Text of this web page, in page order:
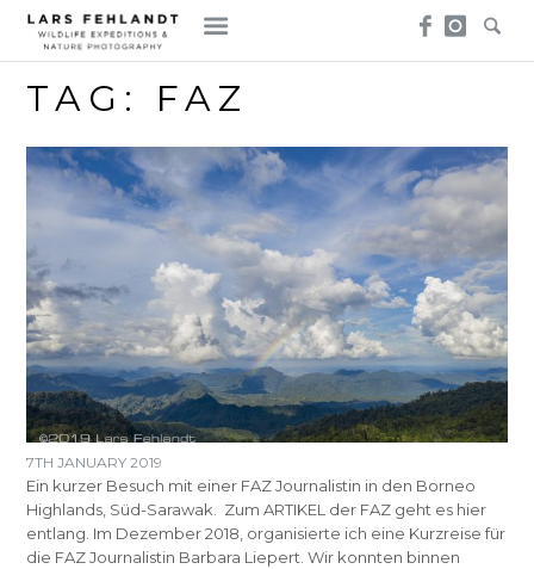
Skip
content
Skip
to
content
TAG: FAZ
7TH JANUARY 2019
Ein kurzer Besuch mit einer FAZ Journalistin in den Borneo
Highlands, Süd-Sarawak. Zum ARTIKEL der FAZ geht es hier
entlang. Im Dezember 2018, organisierte ich eine Kurzreise für
die FAZ Journalistin Barbara Liepert. Wir konnten binnen